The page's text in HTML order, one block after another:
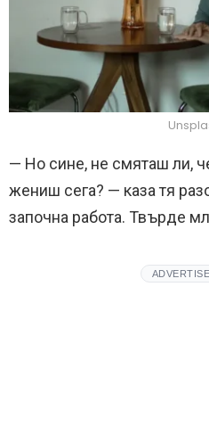
— Но сине, не смяташ ли,
жениш сега? — каза тя
започна работа. Твърде